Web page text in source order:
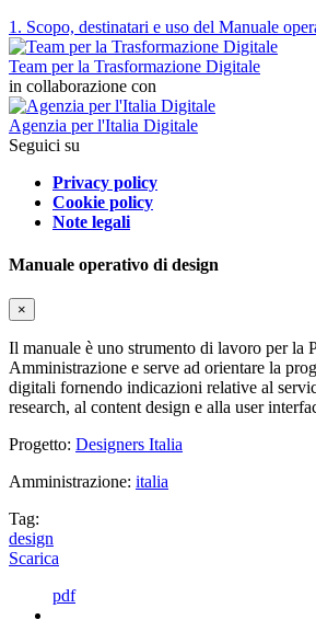
1. Scopo, destinatari e uso del Manuale
Team per la Trasformazione Digitale
in collaborazione con
Agenzia per l'Italia Digitale
Seguici su
Privacy policy
Cookie policy
Note legali
Manuale operativo di design
×
Il manuale è uno strumento di lavoro per la
Amministrazione e serve ad orientare la
digitali fornendo indicazioni relative al
research, al content design e alla user
Progetto: Designers Italia
Amministrazione: italia
Tag:
design
Scarica
pdf